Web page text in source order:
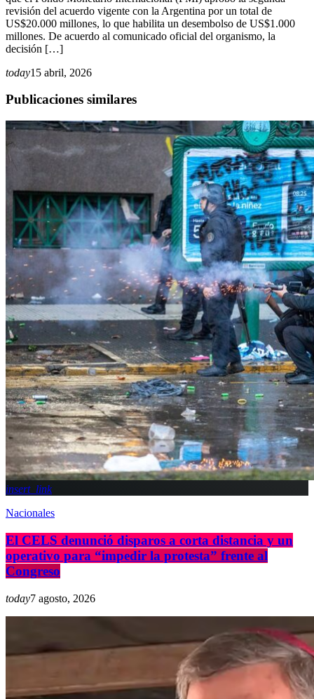
revisión del acuerdo vigente con la Argentina por un total de
US$20.000 millones, lo que habilita un desembolso de US$1.000
millones. De acuerdo al comunicado oficial del organismo, la
decisión […]
today15 abril, 2026
Publicaciones similares
insert_link
Nacionales
El CELS denunció disparos a corta distancia y un
operativo para “impedir la protesta” frente al
Congreso
today7 agosto, 2026